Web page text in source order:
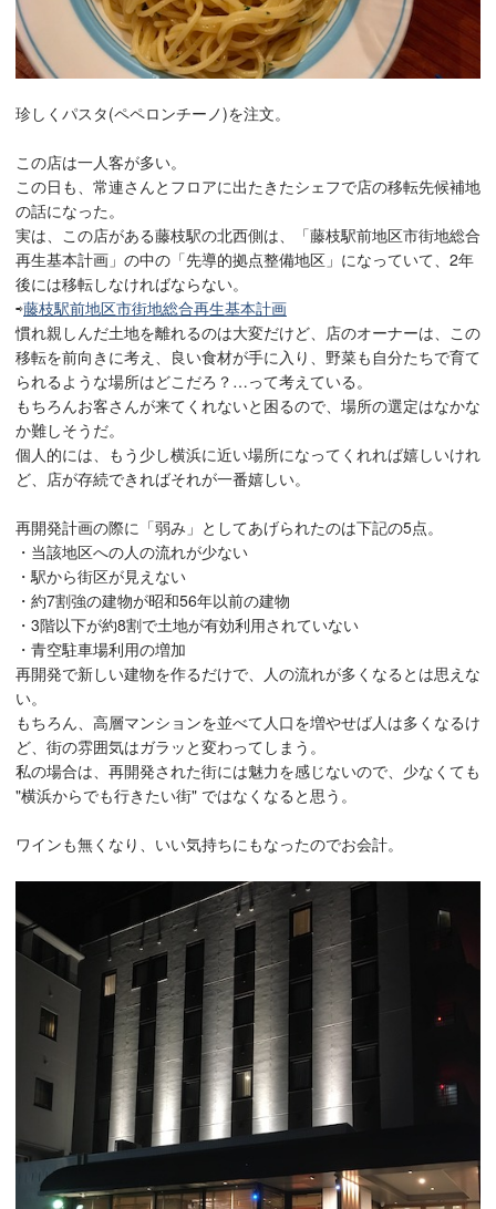
珍しくパスタ(ペペロンチーノ)を注文。
この店は一人客が多い。
この日も、常連さんとフロアに出たきたシェフで店の移転先候補地
の話になった。
実は、この店がある藤枝駅の北西側は、「藤枝駅前地区市街地総合
再生基本計画」の中の「先導的拠点整備地区」になっていて、2年
後には移転しなければならない。
⇨藤枝駅前地区市街地総合再生基本計画
慣れ親しんだ土地を離れるのは大変だけど、店のオーナーは、この
移転を前向きに考え、良い食材が手に入り、野菜も自分たちで育て
られるような場所はどこだろ？…って考えている。
もちろんお客さんが来てくれないと困るので、場所の選定はなかな
か難しそうだ。
個人的には、もう少し横浜に近い場所になってくれれば嬉しいけれ
ど、店が存続できればそれが一番嬉しい。
再開発計画の際に「弱み」としてあげられたのは下記の5点。
・当該地区への人の流れが少ない
・駅から街区が見えない
・約7割強の建物が昭和56年以前の建物
・3階以下が約8割で土地が有効利用されていない
・青空駐車場利用の増加
再開発で新しい建物を作るだけで、人の流れが多くなるとは思えな
い。
もちろん、高層マンションを並べて人口を増やせば人は多くなるけ
ど、街の雰囲気はガラッと変わってしまう。
私の場合は、再開発された街には魅力を感じないので、少なくても
"横浜からでも行きたい街" ではなくなると思う。
ワインも無くなり、いい気持ちにもなったのでお会計。